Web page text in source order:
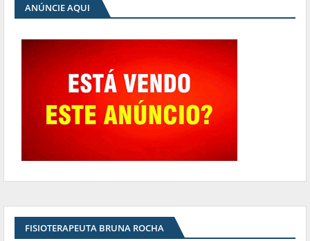
ANÚNCIE AQUI
FISIOTERAPEUTA BRUNA ROCHA